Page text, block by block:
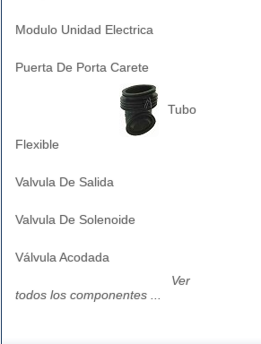
Modulo Unidad Electrica
Puerta De Porta Carete
Tubo
Flexible
Valvula De Salida
Valvula De Solenoide
Válvula Acodada
Ver
todos los componentes ...